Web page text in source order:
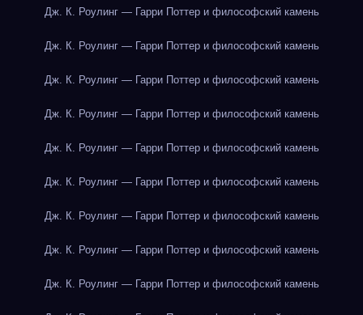
Дж. К. Роулинг — Гарри Поттер и философский камень
Дж. К. Роулинг — Гарри Поттер и философский камень
Дж. К. Роулинг — Гарри Поттер и философский камень
Дж. К. Роулинг — Гарри Поттер и философский камень
Дж. К. Роулинг — Гарри Поттер и философский камень
Дж. К. Роулинг — Гарри Поттер и философский камень
Дж. К. Роулинг — Гарри Поттер и философский камень
Дж. К. Роулинг — Гарри Поттер и философский камень
Дж. К. Роулинг — Гарри Поттер и философский камень